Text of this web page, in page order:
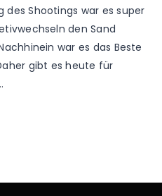
des Shootings war es super
den Sand
war es das Beste
gibt es heute für